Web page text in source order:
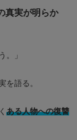
真実が明らか
。」
を語る。
ある人物への復讐